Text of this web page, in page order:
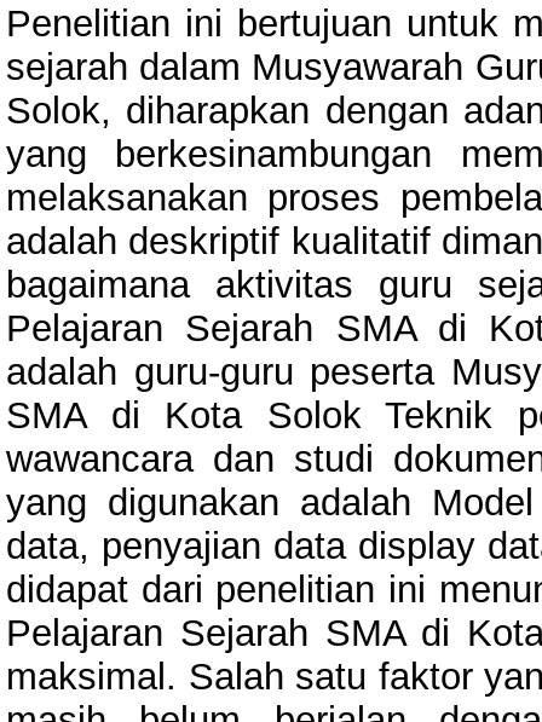
Penelitian ini bertujuan untuk
sejarah dalam Musyawarah
Solok, diharapkan dengan
yang berkesinambungan
melaksanakan proses
adalah deskriptif kualitatif
bagaimana aktivitas guru
Pelajaran Sejarah SMA di
adalah guru-guru peserta
SMA di Kota Solok Teknik
wawancara dan studi
yang digunakan adalah
data, penyajian data display
didapat dari penelitian ini
Pelajaran Sejarah SMA di
maksimal. Salah satu faktor